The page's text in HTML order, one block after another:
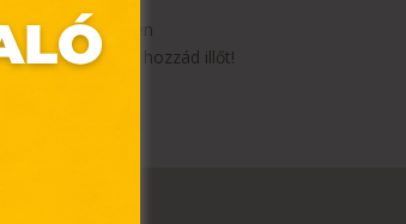
és könnyen
és találd meg a hozzád illőt!